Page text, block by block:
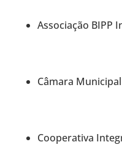
Associação BIPP
Câmara
Cooperativa